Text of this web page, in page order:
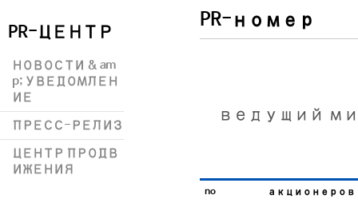
PR-ЦЕНТР
НОВОСТИ & am
p; УВЕДОМЛЕН
ИЕ
ПРЕСС-РЕЛИЗ
ЦЕНТР ПРОДВ
ИЖЕНИЯ
PR-номер
ведущий
no
акционеров